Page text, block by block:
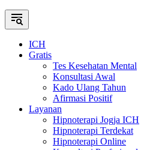
ICH
Gratis
Tes Kesehatan Mental
Konsultasi Awal
Kado Ulang Tahun
Afirmasi Positif
Layanan
Hipnoterapi Jogja ICH
Hipnoterapi Terdekat
Hipnoterapi Online